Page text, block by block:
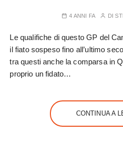
4 ANNI FA DI
Le qualifiche di questo GP del
il fiato sospeso fino all’ultimo
tra questi anche la comparsa in
proprio un fidato…
CONTINUA A